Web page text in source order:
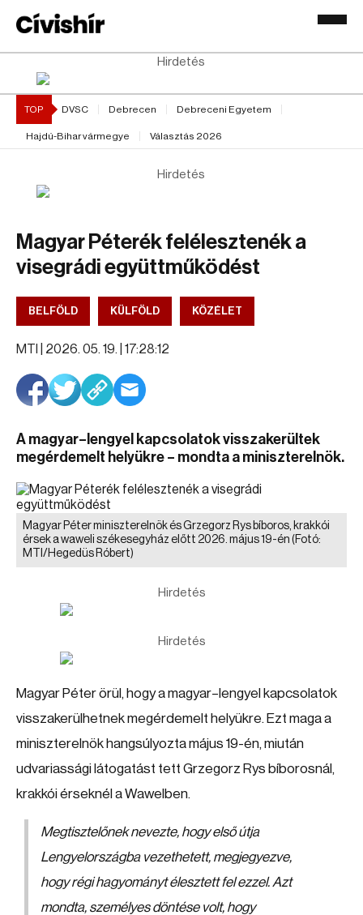
Hirdetés
TOP DVSC Debrecen Debreceni Egyetem
Hajdú-Bihar vármegye Választás 2026
Hirdetés
Magyar Péterék felélesztenék a
visegrádi együttműködést
BELFÖLD KÜLFÖLD KÖZÉLET
MTI | 2026. 05. 19. | 17:28:12
A magyar–lengyel kapcsolatok visszakerültek
megérdemelt helyükre – mondta a miniszterelnök.
Magyar Péter miniszterelnök és Grzegorz Rys bíboros, krakkói
érsek a waweli székesegyház előtt 2026. május 19-én (Fotó:
MTI/Hegedüs Róbert)
Hirdetés
Hirdetés
Magyar Péter örül, hogy a magyar–lengyel kapcsolatok
visszakerülhetnek megérdemelt helyükre. Ezt maga a
miniszterelnök hangsúlyozta május 19-én, miután
udvariassági látogatást tett Grzegorz Rys bíborosnál,
krakkói érseknél a Wawelben.
Megtisztelőnek nevezte, hogy első útja
Lengyelországba vezethetett, megjegyezve,
hogy régi hagyományt élesztett fel ezzel. Azt
mondta, személyes döntése volt, hogy